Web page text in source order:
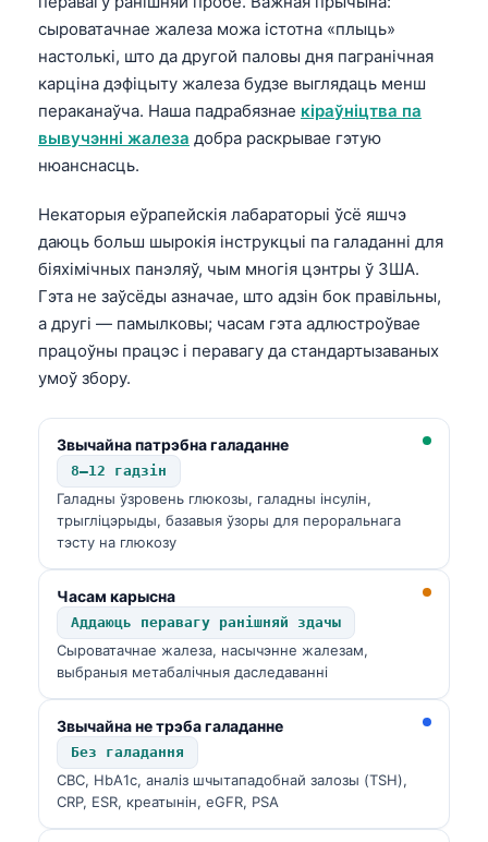
сыроватачнае жалеза можа істотна «плыць»
настолькі, што да другой паловы дня пагранічная
карціна дэфіцыту жалеза будзе выглядаць менш
пераканаўча. Наша падрабязнае кіраўніцтва па
вывучэнні жалеза добра раскрывае гэтую
нюанснасць.
Некаторыя еўрапейскія лабараторыі ўсё яшчэ
даюць больш шырокія інструкцыі па галаданні для
біяхімічных панэляў, чым многія цэнтры ў ЗША.
Гэта не заўсёды азначае, што адзін бок правільны,
а другі — памылковы; часам гэта адлюстроўвае
працоўны працэс і перавагу да стандартызаваных
умоў збору.
Звычайна патрэбна галаданне
8–12 гадзін
Галадны ўзровень глюкозы, галадны інсулін,
трыгліцэрыды, базавыя ўзоры для пероральнага
тэсту на глюкозу
Часам карысна
Аддаюць перавагу ранішняй здачы
Сыроватачнае жалеза, насычэнне жалезам,
выбраныя метабалічныя даследаванні
Звычайна не трэба галаданне
Без галадання
CBC, HbA1c, аналіз шчытападобнай залозы (TSH),
CRP, ESR, креатынін, eGFR, PSA